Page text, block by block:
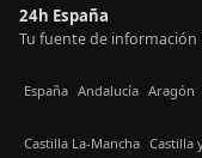
24h España
Tu fuente de información
España Andalucía Aragón
Castilla La-Mancha Castilla